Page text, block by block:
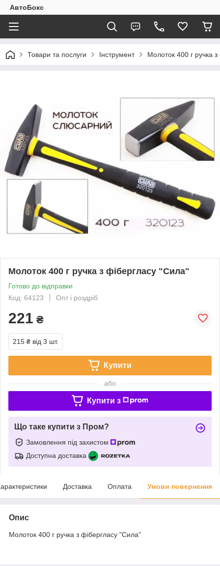
АвтоБокс
Товари та послуги Інструмент Молоток 400 г ручка
Молоток 400 г ручка з фібергласу "Сила"
Готово до відправки
Код: 64123
Опт і роздріб
221 ₴
215 ₴ від 3 шт.
Купити
або
Купити з
Що таке купити з Пром?
Замовлення під захистом
Доступна доставка
Доставка Оплата Умови повернення
Опис
Молоток 400 г ручка з фібергласу "Сила"